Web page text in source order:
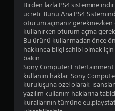
Birden fazla PS4 sistemine
ücreti. Bunu Ana PS4
oturum açmanız
kullanırken oturum açma
Bu ürünü kullanmadan önce
hakkında bilgi sahibi olmak için
bakın.
Sony Computer Entertainment
kullanım hakları Sony
kuruluşuna özel olarak
yazılım kullanım haklarına
kurallarının tümüne